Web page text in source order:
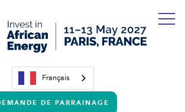
Français
DE PARRAINAGE